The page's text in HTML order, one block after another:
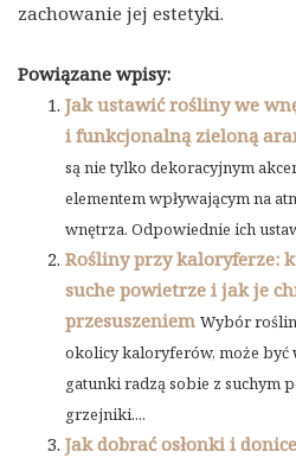
zachowanie jej estetyki.
Powiązane wpisy:
Jak ustawić rośliny we
i funkcjonalną zieloną
są nie tylko dekoracyjnym
elementem wpływającym na
wnętrza. Odpowiednie ich
Rośliny przy kaloryferze:
suche powietrze i jak je
przesuszeniem Wybór roślin
okolicy kaloryferów, może być
gatunki radzą sobie z suchym
grzejniki....
Jak dobrać osłonki i